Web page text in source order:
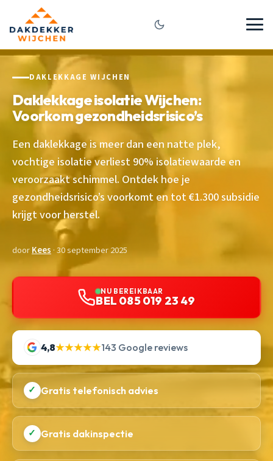
DAKLEKKAGE WIJCHEN
Daklekkage isolatie Wijchen:
Voorkom gezondheidsrisico’s
Een daklekkage is meer dan een natte plek,
vochtige isolatie verliest 90% isolatiewaarde en
veroorzaakt schimmel. Ontdek hoe je
gezondheidsrisico’s voorkomt en tot €1.300 subsidie
krijgt voor herstel.
doorKees · 30 september 2025
NU BEREIKBAAR
BEL 085 019 23 49
4,8★★★★★143 Google reviews
✓ Gratis telefonisch advies
✓ Gratis dakinspectie